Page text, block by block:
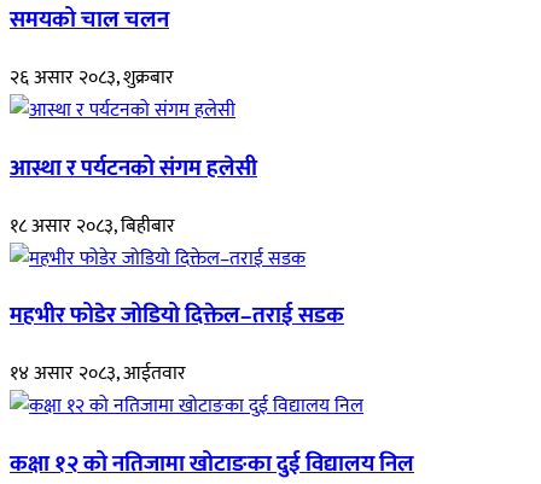
समयको चाल चलन
२६ असार २०८३, शुक्रबार
आस्था र पर्यटनको संगम हलेसी
१८ असार २०८३, बिहीबार
महभीर फोडेर जोडियो दिक्तेल–तराई सडक
१४ असार २०८३, आईतवार
कक्षा १२ को नतिजामा खोटाङका दुई विद्यालय निल